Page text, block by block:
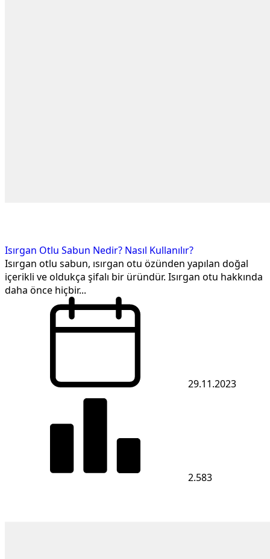
Isırgan Otlu Sabun Nedir? Nasıl Kullanılır?
Isırgan otlu sabun, ısırgan otu özünden yapılan doğal
içerikli ve oldukça şifalı bir üründür. Isırgan otu hakkında
daha önce hiçbir...
29.11.2023
2.583